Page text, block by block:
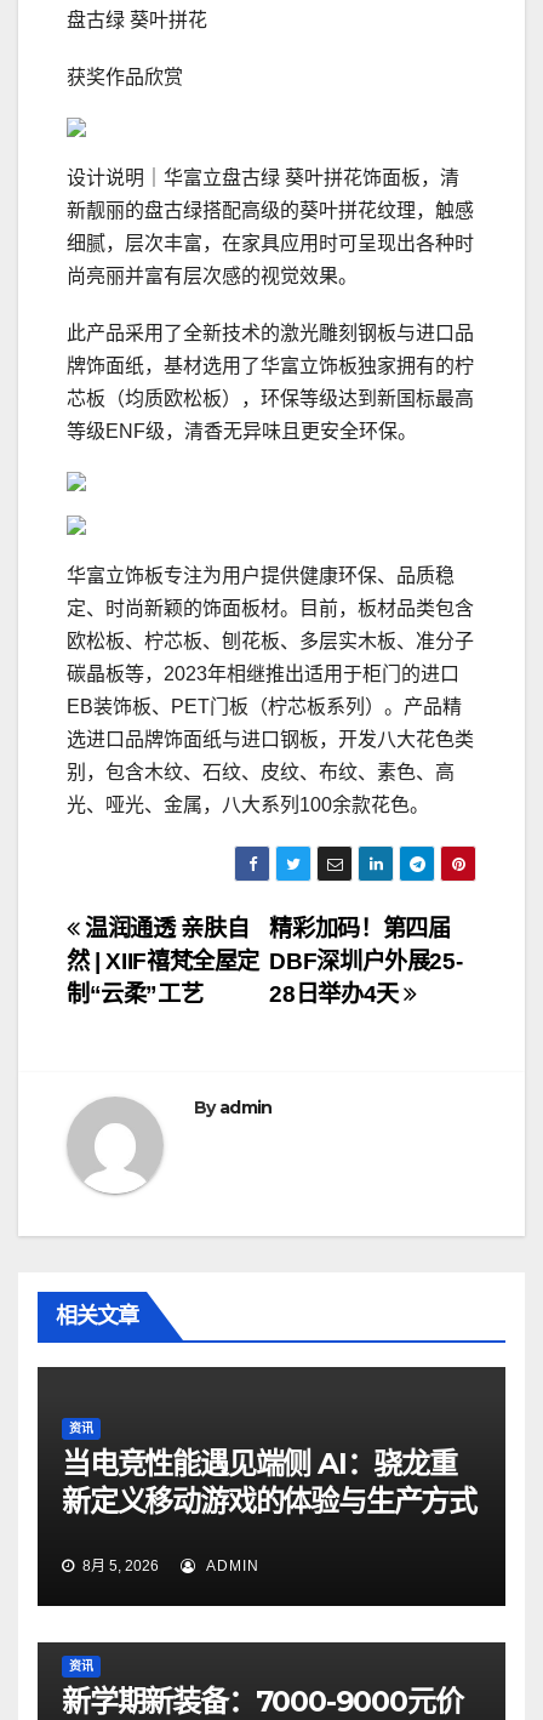
盘古绿 葵叶拼花
获奖作品欣赏
设计说明｜华富立盘古绿 葵叶拼花饰面板，清
新靓丽的盘古绿搭配高级的葵叶拼花纹理，触感
细腻，层次丰富，在家具应用时可呈现出各种时
尚亮丽并富有层次感的视觉效果。
此产品采用了全新技术的激光雕刻钢板与进口品
牌饰面纸，基材选用了华富立饰板独家拥有的柠
芯板（均质欧松板），环保等级达到新国标最高
等级ENF级，清香无异味且更安全环保。
华富立饰板专注为用户提供健康环保、品质稳
定、时尚新颖的饰面板材。目前，板材品类包含
欧松板、柠芯板、刨花板、多层实木板、准分子
碳晶板等，2023年相继推出适用于柜门的进口
EB装饰板、PET门板（柠芯板系列）。产品精
选进口品牌饰面纸与进口钢板，开发八大花色类
别，包含木纹、石纹、皮纹、布纹、素色、高
光、哑光、金属，八大系列100余款花色。
文
章
航
精彩加码！第四届
DBF深圳户外展25-
28日举办4天
温润通透 亲肤自
然 | XIIF禧梵全屋定
制“云柔”工艺
Byadmin
相关文章
资讯
当电竞性能遇见端侧 AI：骁龙重
新定义移动游戏的体验与生产方式
8月 5, 2026 ADMIN
资讯
新学期新装备：7000-9000元价